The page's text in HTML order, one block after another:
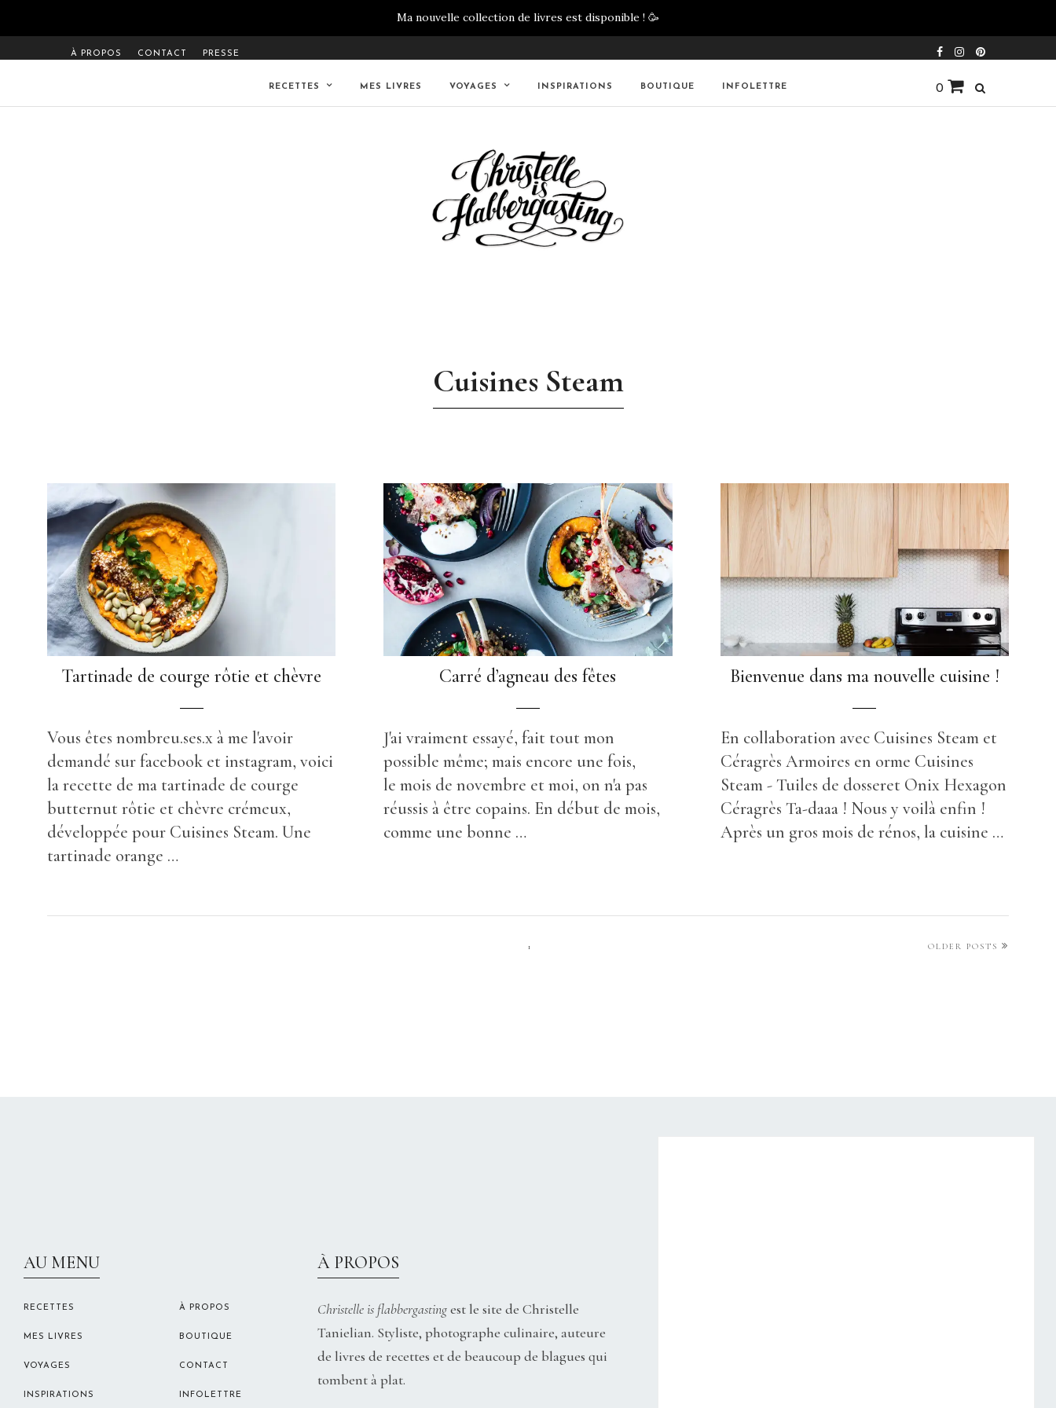
Ma nouvelle collection de livres est disponible ! 🥳
À PROPOS CONTACT PRESSE
RECETTES MES LIVRES VOYAGES INSPIRATIONS BOUTIQUE INFOLETTRE 0
Cuisines Steam
Tartinade de courge rôtie et chèvre
Vous êtes nombreu.ses.x à me l'avoir
demandé sur facebook et instagram, voici
la recette de ma tartinade de courge
butternut rôtie et chèvre crémeux,
développée pour Cuisines Steam. Une
tartinade orange …
Carré d’agneau des fêtes
J'ai vraiment essayé, fait tout mon
possible même; mais encore une fois,
le mois de novembre et moi, on n'a pas
réussis à être copains. En début de mois,
comme une bonne …
Bienvenue dans ma nouvelle cuisine !
En collaboration avec Cuisines Steam et
Céragrès Armoires en orme Cuisines
Steam - Tuiles de dosseret Onix Hexagon
Céragrès Ta-daaa ! Nous y voilà enfin !
Après un gros mois de rénos, la cuisine …
1 OLDER POSTS
AU MENU
RECETTES
MES LIVRES
VOYAGES
INSPIRATIONS
À PROPOS
BOUTIQUE
CONTACT
INFOLETTRE
À PROPOS
Christelle is flabbergastingest le site de Christelle
Tanielian. Styliste, photographe culinaire, auteure
de livres de recettes et de beaucoup de blagues qui
tombent à plat.